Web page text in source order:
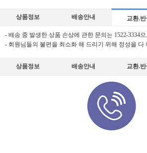
상품정보 배송안내 교환.
- 배송 중 발생한 상품 손상에 관한 문의는 1522-3334으
- 회원님들의 불편을 최소화 해 드리기 위해 정성을 다
상품정보 배송안내 교환.